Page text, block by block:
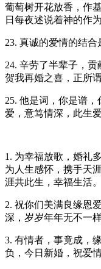
葡萄树开花放香，作
日每夜述说着神的作
23. 真诚的爱情的结合
24. 辛劳了半辈子，
贺我再婚之喜，正所
25. 他是词，你是谱
爱，意笃情深，此生
1. 为幸福放歌，婚礼
为人生感怀，携手天
涯共此生，幸福生活。
2. 祝你们美满良缘恩
深，岁岁年年无不一样
3. 有情者，事竟成，
负，今日新婚，祝爱